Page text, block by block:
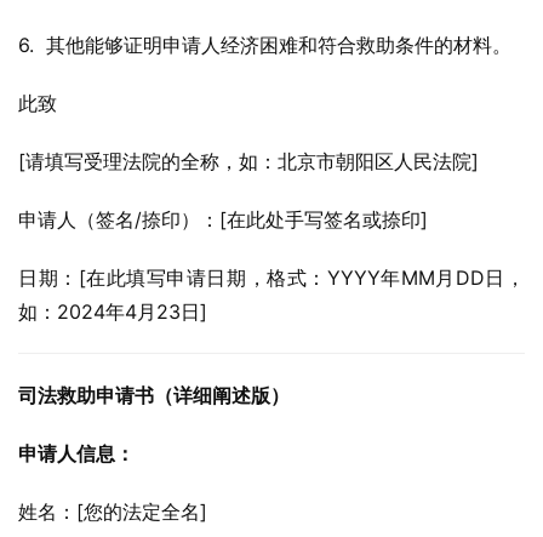
6.  其他能够证明申请人经济困难和符合救助条件的材料。
此致
[请填写受理法院的全称，如：北京市朝阳区人民法院]
申请人（签名/捺印）：[在此处手写签名或捺印]
日期：[在此填写申请日期，格式：YYYY年MM月DD日，
如：2024年4月23日]
司法救助申请书（详细阐述版）
申请人信息：
姓名：[您的法定全名]